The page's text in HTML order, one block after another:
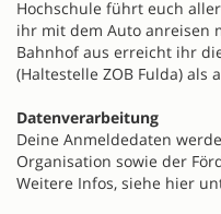
Hochschule führt euch
ihr mit dem Auto anreisen
Bahnhof aus erreicht ihr
(Haltestelle ZOB Fulda) als
Datenverarbeitung
Deine Anmeldedaten
Organisation sowie der
Weitere Infos, siehe hier